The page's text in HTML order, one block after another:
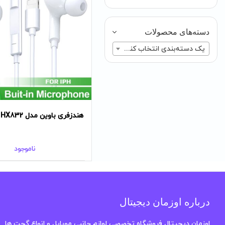
دسته‌های محصولات
یک دسته‌بندی انتخاب کنید
هندزفری باوین مدل HX832
ناموجود
درباره اوزمان دیجیتال